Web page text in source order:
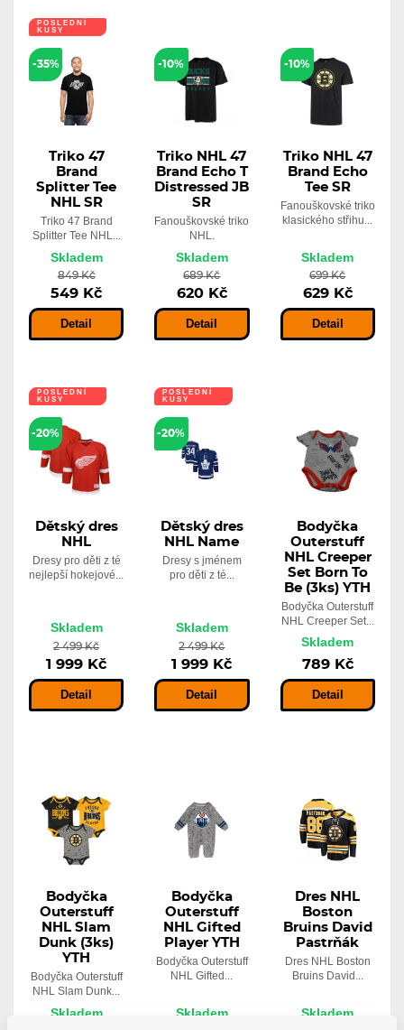
POSLEDNÍ
KUSY
-35%
Triko 47
Brand
Splitter Tee
NHL SR
Triko 47 Brand
Splitter Tee NHL...
Skladem
849 Kč
549 Kč
Detail
-10%
Triko NHL 47
Brand Echo T
Distressed JB
SR
Fanouškovské triko
NHL.
Skladem
689 Kč
620 Kč
Detail
-10%
Triko NHL 47
Brand Echo
Tee SR
Fanouškovské triko
klasického střihu...
Skladem
699 Kč
629 Kč
Detail
POSLEDNÍ
KUSY
NÁS
-20%
Dětský dres
NHL
Dresy pro děti z té
nejlepší hokejové...
Skladem
2 499 Kč
1 999 Kč
Detail
POSLEDNÍ
KUSY
NÁS
-20%
Dětský dres
NHL Name
Dresy s jménem
pro děti z té...
Skladem
2 499 Kč
1 999 Kč
Detail
Bodyčka
Outerstuff
NHL Creeper
Set Born To
Be (3ks) YTH
Bodyčka Outerstuff
NHL Creeper Set...
Skladem
789 Kč
Detail
Bodyčka
Outerstuff
NHL Slam
Dunk (3ks)
YTH
Bodyčka Outerstuff
NHL Slam Dunk...
Skladem
Bodyčka
Outerstuff
NHL Gifted
Player YTH
Bodyčka Outerstuff
NHL Gifted...
Skladem
Dres NHL
Boston
Bruins David
Pastrňák
Dres NHL Boston
Bruins David...
Skladem